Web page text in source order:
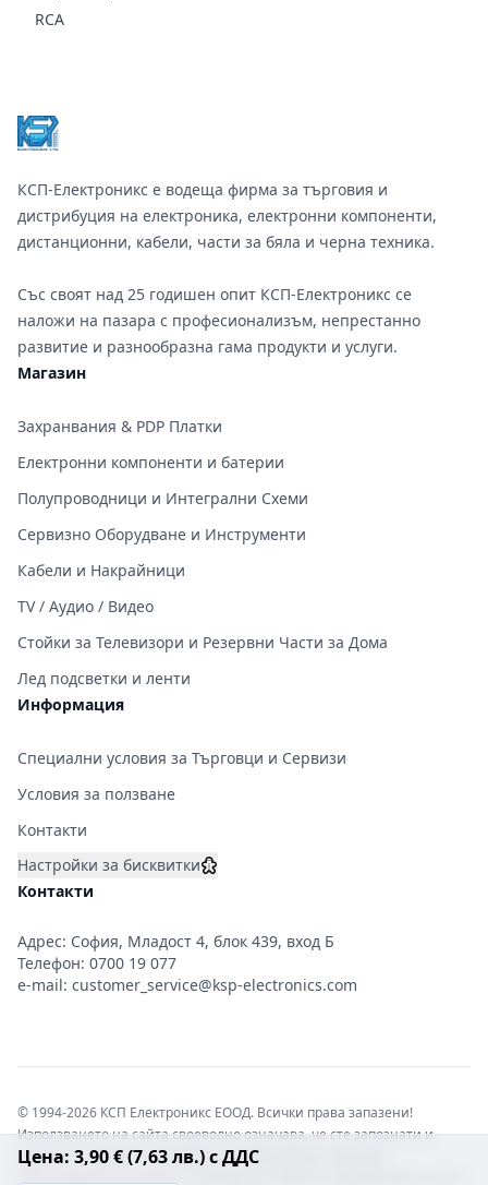
Цена: 3,90 € (7,63 лв.) с ДДС
RCA
КСП-Електроникс е водеща фирма за търговия и
дистрибуция на електроника, електронни компоненти,
дистанционни, кабели, части за бяла и черна техника.
Със своят над 25 годишен опит КСП-Електроникс се
наложи на пазара с професионализъм, непрестанно
развитие и разнообразна гама продукти и услуги.
Магазин
Захранвания & PDP Платки
Електронни компоненти и батерии
Полупроводници и Интегрални Схеми
Сервизно Оборудване и Инструменти
Кабели и Накрайници
TV / Аудио / Видео
Стойки за Телевизори и Резервни Части за Дома
Лед подсветки и ленти
Информация
Специални условия за Търговци и Сервизи
Условия за ползване
Контакти
Настройки за бисквитки
Контакти
Адрес: София, Младост 4, блок 439, вход Б
Телефон: 0700 19 077
e-mail: customer_service@ksp-electronics.com
© 1994-2026 КСП Електроникс ЕООД. Всички права запазени!
Използването на сайта своеволно означава, че сте запознати и
съгласни с правната информация обвързваща софтуера.